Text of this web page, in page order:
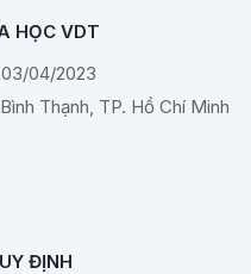
HỌC VDT
03/04/2023
Thạnh, TP. Hồ Chí Minh
ĐỊNH